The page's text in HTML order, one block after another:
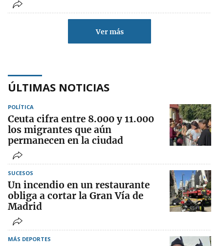
Ver más
ÚLTIMAS NOTICIAS
POLÍTICA
Ceuta cifra entre 8.000 y 11.000
los migrantes que aún
permanecen en la ciudad
SUCESOS
Un incendio en un restaurante
obliga a cortar la Gran Vía de
Madrid
MÁS DEPORTES